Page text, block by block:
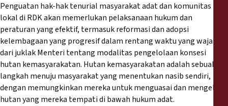
Penguatan hak-hak tenurial masyarakat adat dan komunitas
lokal di RDK akan memerlukan pelaksanaan hukum dan
peraturan yang efektif, termasuk reformasi dan adopsi
kelembagaan yang progresif dalam rentang waktu yang wajar
dari juklak Menteri tentang modalitas pengelolaan konsesi
hutan kemasyarakatan. Hutan kemasyarakatan adalah sebuah
langkah menuju masyarakat yang menentukan nasib sendiri,
dengan memungkinkan mereka untuk menguasai dan mengelola
hutan yang mereka tempati di bawah hukum adat.